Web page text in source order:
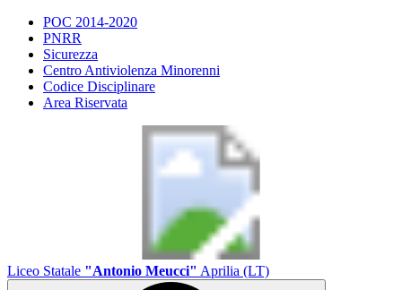
POC 2014-2020
PNRR
Sicurezza
Centro Antiviolenza Minorenni
Codice Disciplinare
Area Riservata
Liceo Statale "Antonio Meucci" Aprilia (LT)